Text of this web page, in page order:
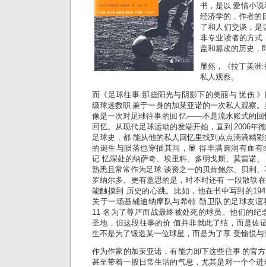
书，是以 爱情小
经济学的，作者的
了和人们交谈，是
非专业读者的方式
盖和篡改的历史，
显然，《拉丁美洲
私人观察。
而《足球往事:那些阳光与阴影下的美丽与 忧伤
级球迷数职 兼于一身的加莱亚诺的一次私人观察
像是一次对足球往事的回 忆——不是流水账式的回
回忆。从现代足球运动的发端开始，直到 2006年
足球史，都 能从他的私人回忆里找到点点滴滴精
的诞生与陨落也穿插其间，显 得丰满圆润有血
记 忆深处的纳萨奇、埃里科、多明戈斯、莫雷诺
熟悉且常常作为足球 谈资之一的贝肯鲍尔、贝利
罗纳尔多。更有意思的是，时不时还有 一段散轶
能触摸到 历史的心跳。比如，他在书中写到的
关于一场基辅迪纳摩队与希特 勒卫队的足球友
11 名为了尊严而战最终被处死的球员。他们的纪
圣地，但这段往事的价 值并非就此了结，而是佐
生不是为了锻造某一位球星，而是为了享 受愉悦
作为作家的加莱亚诺，有能力卸下这些往事 的官
甚至带着一股日常生活的气息，尤其是对一个个